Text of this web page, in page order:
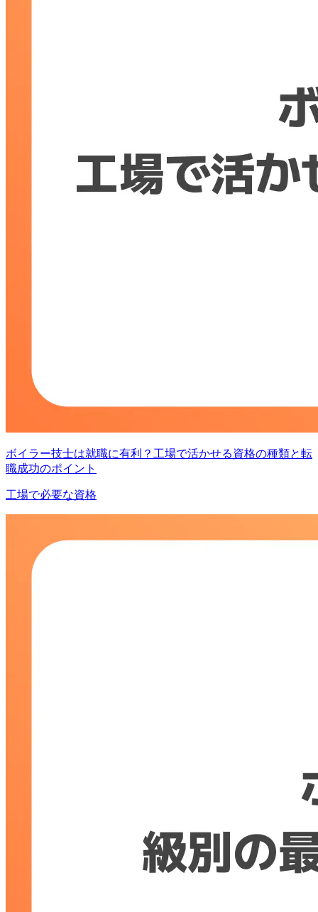
ボイラー技士は就職に有利？工場で活かせる資格の種類と転
職成功のポイント
工場で必要な資格